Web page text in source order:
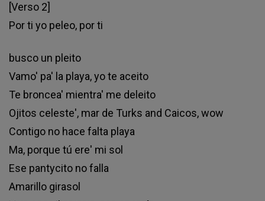
[Verso 2]
Por ti yo peleo, por ti
busco un pleito
Vamo' pa' la playa, yo te aceito
Te broncea' mientra' me deleito
Ojitos celeste', mar de Turks and Caicos, wow
Contigo no hace falta playa
Ma, porque tú ere' mi sol
Ese pantycito no falla
Amarillo girasol